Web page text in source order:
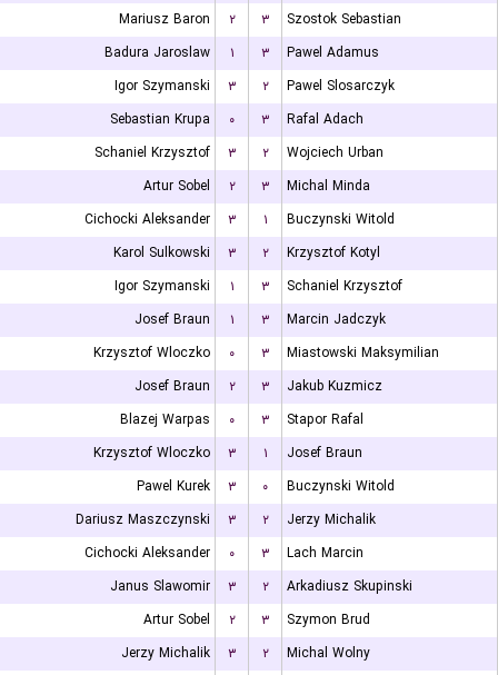
Mariusz Baron
۲ ۳
Szostok Sebastian
Badura Jaroslaw
۱ ۳
Pawel Adamus
Igor Szymanski
۳ ۲
Pawel Slosarczyk
Sebastian Krupa
۰ ۳
Rafal Adach
Schaniel Krzysztof
۳ ۲
Wojciech Urban
Artur Sobel
۲ ۳
Michal Minda
Cichocki Aleksander
۳ ۱
Buczynski Witold
Karol Sulkowski
۳ ۲
Krzysztof Kotyl
Igor Szymanski
۱ ۳
Schaniel Krzysztof
Josef Braun
۱ ۳
Marcin Jadczyk
Krzysztof Wloczko
۰ ۳
Miastowski Maksymilian
Josef Braun
۲ ۳
Jakub Kuzmicz
Blazej Warpas
۰ ۳
Stapor Rafal
Krzysztof Wloczko
۳ ۱
Josef Braun
Pawel Kurek
۳ ۰
Buczynski Witold
Dariusz Maszczynski
۳ ۲
Jerzy Michalik
Cichocki Aleksander
۰ ۳
Lach Marcin
Janus Slawomir
۳ ۲
Arkadiusz Skupinski
Artur Sobel
۲ ۳
Szymon Brud
Jerzy Michalik
۳ ۲
Michal Wolny